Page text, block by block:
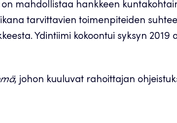
mahdollistaa hankkeen
tarvittavien toimenpiteiden
Ydintiimi kokoontui syksyn 2019
, johon kuuluvat rahoittajan